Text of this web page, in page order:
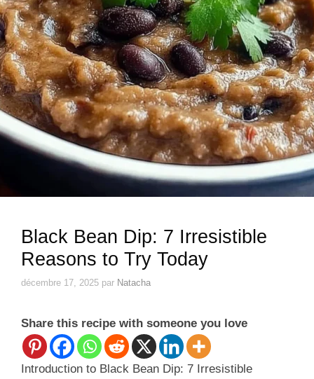
Black Bean Dip: 7 Irresistible
Reasons to Try Today
décembre 17, 2025 par Natacha
Share this recipe with someone you love
Introduction to Black Bean Dip: 7 Irresistible